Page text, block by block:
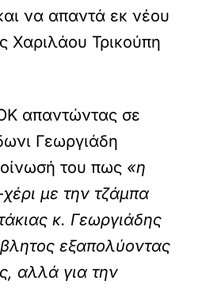
να απαντά εκ νέου
Χαριλάου Τρικούπη
απαντώντας σε
Γεωργιάδη
του πως «η
με την τζάμπα
κ. Γεωργιάδης
εξαπολύοντας
αλλά για την